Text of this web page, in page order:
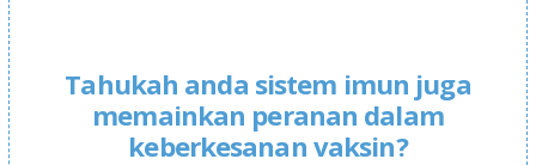
Tahukah anda sistem imun juga
memainkan peranan dalam
keberkesanan vaksin?